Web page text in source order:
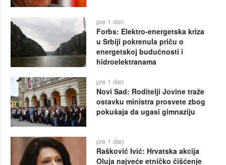
pre 1 dan
Forbs: Elektro-energetska kriza
u Srbiji pokrenula priču o
energetskoj budućnosti i
hidroelektranama
pre 1 dan
Novi Sad: Roditelji Jovine traže
ostavku ministra prosvete zbog
pokušaja da ugasi gimnaziju
pre 1 dan
Rašković Ivić: Hrvatska akcija
Oluja najveće etničko čišćenje